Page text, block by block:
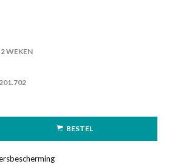
WEKEN
BESTEL